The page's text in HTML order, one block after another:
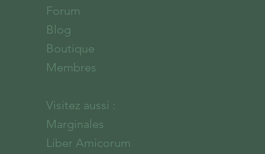
Forum
Blog
Boutique
Membres
Visitez aussi :
Marginales
Liber Amicorum